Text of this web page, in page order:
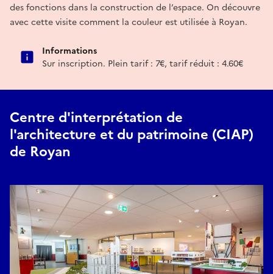
des fonctions dans la construction de l’espace. On découvre
avec cette visite comment la couleur est utilisée à Royan.
Informations
Sur inscription. Plein tarif : 7€, tarif réduit : 4.60€
Centre d'interprétation de
l'architecture et du patrimoine (CIAP)
de Royan